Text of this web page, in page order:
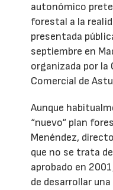
autonómico
forestal a la
presentada
septiembre en
organizada por la
Comercial de
Aunque
“nuevo“ plan
Menéndez,
que no se trata
aprobado en
de desarrollar